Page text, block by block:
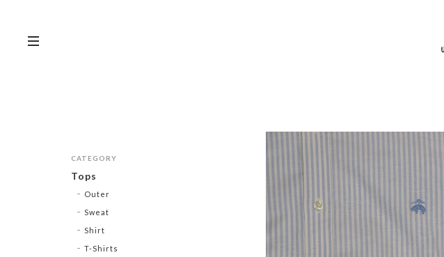
CATEGORY
Tops
Outer
Sweat
Shirt
T-Shirts